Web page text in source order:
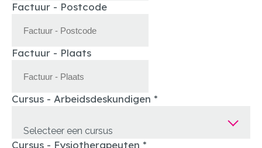
Factuur - Postcode
Factuur - Plaats
Cursus - Arbeidsdeskundigen *
Selecteer een cursus
Cursus - Fysiotherapeuten *